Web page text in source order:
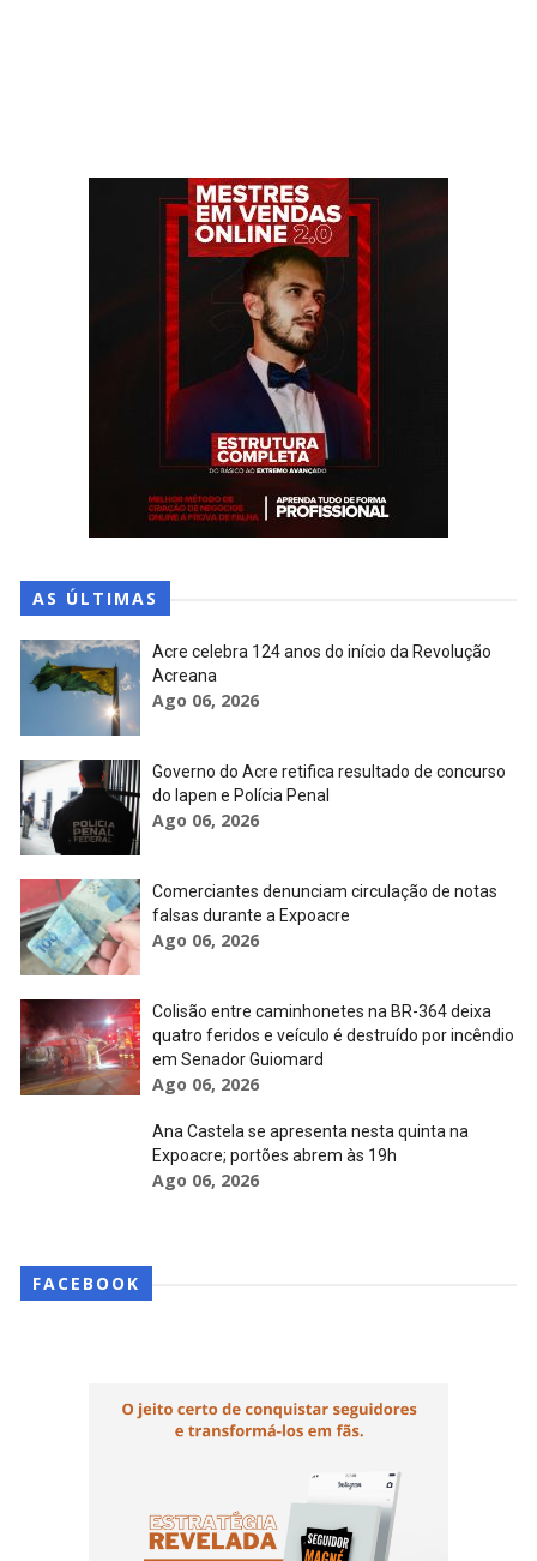
AS ÚLTIMAS
Acre celebra 124 anos do início da Revolução
Acreana
Ago 06, 2026
Governo do Acre retifica resultado de concurso
do Iapen e Polícia Penal
Ago 06, 2026
Comerciantes denunciam circulação de notas
falsas durante a Expoacre
Ago 06, 2026
Colisão entre caminhonetes na BR-364 deixa
quatro feridos e veículo é destruído por incêndio
em Senador Guiomard
Ago 06, 2026
Ana Castela se apresenta nesta quinta na
Expoacre; portões abrem às 19h
Ago 06, 2026
FACEBOOK